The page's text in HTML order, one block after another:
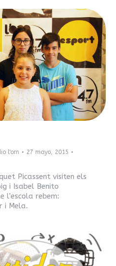
l'om
27 mayo, 2015
Picassent visiten els
i Isabel Benito
l’escola rebem:
i Mela.